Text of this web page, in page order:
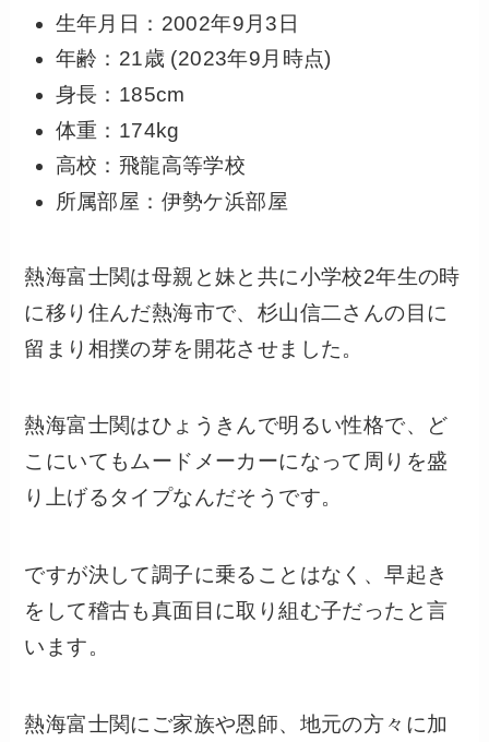
生年月日：2002年9月3日
年齢：21歳 (2023年9月時点)
身長：185cm
体重：174kg
高校：飛龍高等学校
所属部屋：伊勢ケ浜部屋
熱海富士関は母親と妹と共に小学校2年生の時
に移り住んだ熱海市で、杉山信二さんの目に
留まり相撲の芽を開花させました。
熱海富士関はひょうきんで明るい性格で、ど
こにいてもムードメーカーになって周りを盛
り上げるタイプなんだそうです。
ですが決して調子に乗ることはなく、早起き
をして稽古も真面目に取り組む子だったと言
います。
熱海富士関にご家族や恩師、地元の方々に加